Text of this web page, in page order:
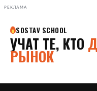
РЕКЛАМА